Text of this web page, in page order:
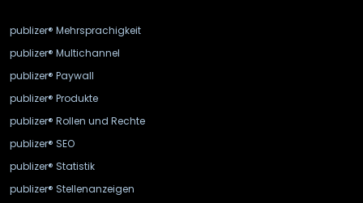
publizer® Mehrsprachigkeit
publizer® Multichannel
publizer® Paywall
publizer® Produkte
publizer® Rollen und Rechte
publizer® SEO
publizer® Statistik
publizer® Stellenanzeigen